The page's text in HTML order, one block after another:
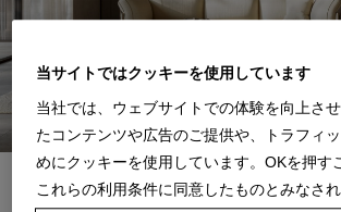
当サイトではクッキーを使用しています
当社では、ウェブサイトでの体験を向上さ
たコンテンツや広告のご提供や、トラフィ
めにクッキーを使用しています。OKを押す
これらの利用条件に同意したものとみなされ